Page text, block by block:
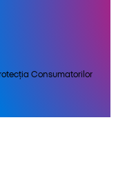
Consumatorilor